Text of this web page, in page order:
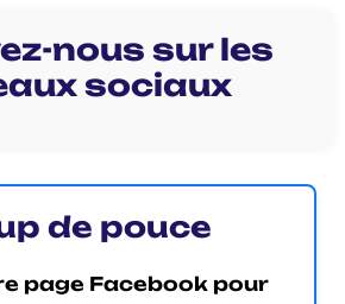
nous sur les
sociaux
de pouce
page Facebook pour